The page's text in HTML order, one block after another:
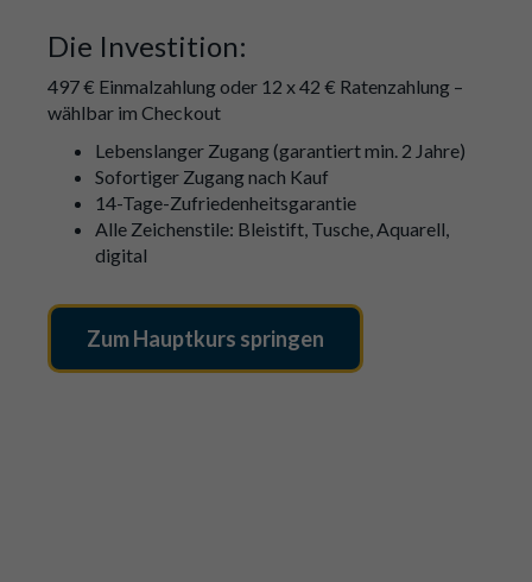
Die Investition:
497 € Einmalzahlung oder 12 x 42 € Ratenzahlung –
wählbar im Checkout
Lebenslanger Zugang (garantiert min. 2 Jahre)
Sofortiger Zugang nach Kauf
14-Tage-Zufriedenheitsgarantie
Alle Zeichenstile: Bleistift, Tusche, Aquarell,
digital
Zum Hauptkurs springen